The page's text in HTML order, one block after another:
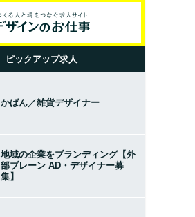
ピックアップ求人
かばん／雑貨デザイナー
地域の企業をブランディング【外
部ブレーン AD・デザイナー募
集】